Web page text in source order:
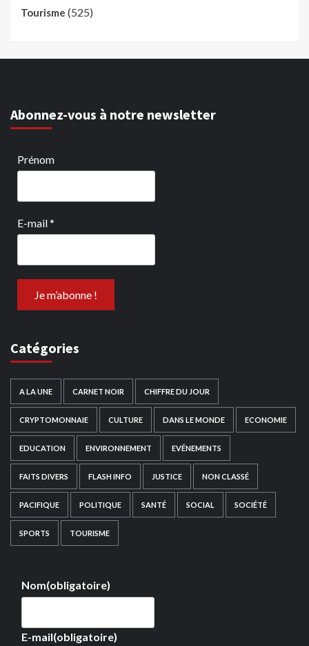
Tourisme (525)
Abonnez-vous à notre newsletter
Prénom
E-mail*
Catégories
A LA UNE CARNET NOIR CHIFFRE DU JOUR
CRYPTOMONNAIE CULTURE DANS LE MONDE ECONOMIE
EDUCATION ENVIRONNEMENT EVÉNEMENTS
FAITS DIVERS FLASH INFO JUSTICE NON CLASSÉ
PACIFIQUE POLITIQUE SANTÉ SOCIAL SOCIÉTÉ
SPORTS TOURISME
Nom(obligatoire)
E-mail(obligatoire)